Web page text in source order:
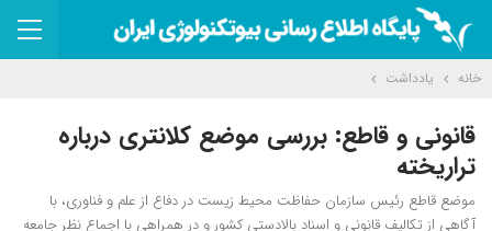
خانه یادداشت
قانونی و قاطع: بررسی موضع کلانتری درباره
تراریخته
موضع قاطع رئیس سازمان حفاظت محیط زیست در دفاع از علم و فناوری، با
آگاهی از تکالیف قانونی و اسناد بالادستی کشور و در همراهی با اجماع نظر جامعه